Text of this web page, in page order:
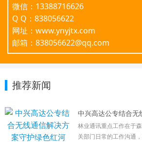
微信：13388716626
Q Q：838056622
网址：www.ynyjtx.com
邮箱：838056622@qq.com
推荐新闻
林业通讯重点工作在于
关部门日常的工作沟通